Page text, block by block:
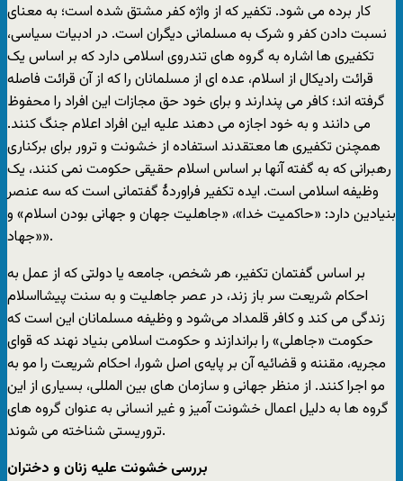
کار برده می شود. تکفیر که از واژه کفر مشتق شده است؛ به معنای
نسبت دادن کفر و شرک به مسلمانی دیگران است. در ادبیات سیاسی،
تکفیری ها اشاره به گروه های تندروی اسلامی دارد که بر اساس یک
قرائت رادیکال از اسلام، عده ای از مسلمانان را که از آن قرائت فاصله
گرفته اند؛ کافر می پندارند و برای خود حق مجازات این افراد را محفوظ
می دانند و به خود اجازه می دهند علیه این افراد اعلام جنگ کنند.
همچنن تکفیری ها معتقدند استفاده از خشونت و ترور برای برکناری
رهبرانی که به گفته آنها بر اساس اسلام حقیقی حکومت نمی کنند، یک
وظیفه اسلامی است. ایده‌ تکفیر فراوردۀ گفتمانی است که سه عنصر
بنیادین دارد: «حاکمیت خدا»، «جاهلیت جهان و جهانی بودن اسلام» و
«جهاد».
بر اساس گفتمان تکفیر، هر شخص، جامعه یا دولتی که از عمل به
احکام شریعت سر باز زند، در عصر جاهلیت و به سنت پیشااسلام
زندگی می کند و کافر قلمداد می‌شود و وظیفه مسلمانان این است که
حکومت «جاهلی» را براندازند و حکومت اسلامی بنیاد نهند که قوای
مجریه، مقننه و قضائیه‌ آن بر پایه‌ی اصل شورا، احکام شریعت را مو به
مو اجرا کنند. از منظر جهانی و سازمان های بین المللی، بسیاری از این
گروه ها به دلیل اعمال خشونت آمیز و غیر انسانی به عنوان گروه های
تروریستی شناخته می شوند.
بررسی خشونت علیه زنان و دختران